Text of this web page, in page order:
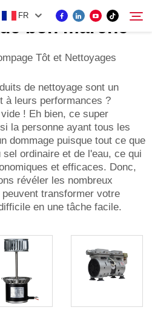
FR
Rechercher
bon marché
Tôt et Nettoyages
de nettoyage sont un
à leurs performances ?
! Eh bien, ce super
la personne ayant tous les
dommage puisque tout ce que
ordinaire et de l'eau, ce qui
et efficaces. Donc,
révéler les nombreux
transformer votre
en une tâche facile.